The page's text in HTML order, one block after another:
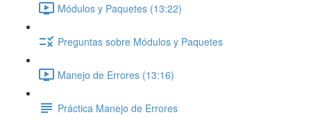
Módulos y Paquetes (13:22)
Preguntas sobre Módulos y Paquetes
Manejo de Errores (13:16)
Práctica Manejo de Errores